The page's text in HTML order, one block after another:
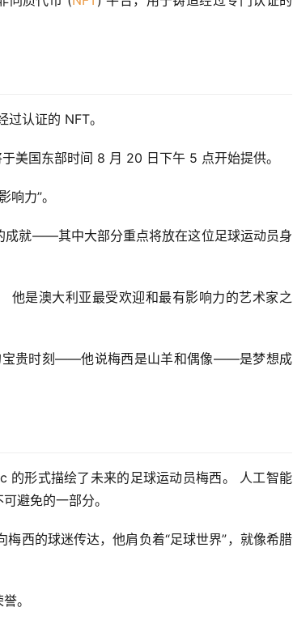
认证的 NFT。
美国东部时间 8 月 20 日下午 5 点开始提供。
力”。
成就——其中大部分重点将放在这位足球运动员身
他是澳大利亚最受欢迎和最有影响力的艺术家之
宝贵时刻——他说梅西是山羊和偶像——是梦想成
的形式描绘了未来的足球运动员梅西。 人工智能
避免的一部分。
西的球迷传达，他肩负着“足球世界”，就像希腊
。